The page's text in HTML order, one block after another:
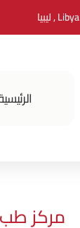
Libya , ليبيا
مركز طب